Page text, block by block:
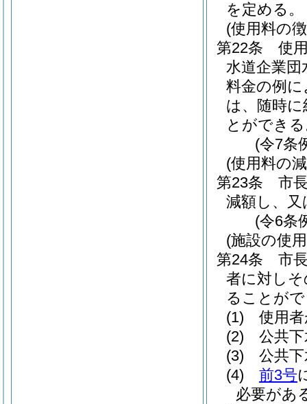
を定める。
(使用料の
第22条
使
水道企業
料金の例
は、随時
とができ
(令7条
(使用料の
第23条
市
減額し、
(令6条
(施設の使
第24条
市
者に対し
ることが
(1)
使用
(2)
公共
(3)
公共
(4)
前3号
必要があ